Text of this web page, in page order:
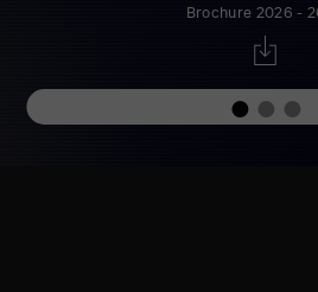
Brochure 2026 -